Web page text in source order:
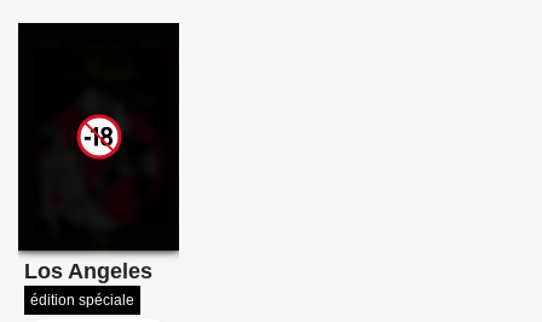
Los Angeles
édition spéciale